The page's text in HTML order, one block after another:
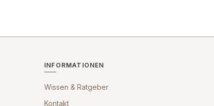
INFORMATIONEN
Wissen & Ratgeber
Kontakt